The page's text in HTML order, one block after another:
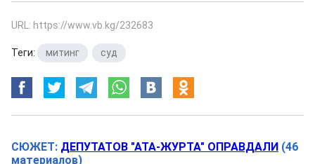
URL: https://www.vb.kg/232683
Теги: митинг суд
СЮЖЕТ: ДЕПУТАТОВ "АТА-ЖУРТА" ОПРАВДАЛИ (46
материалов)